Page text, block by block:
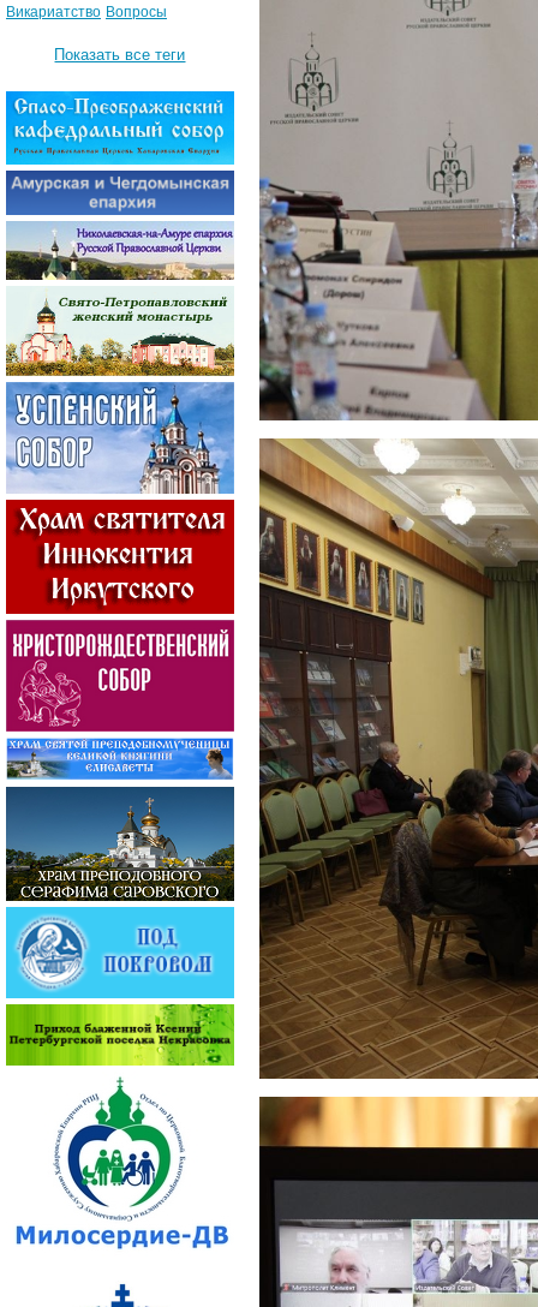
Викариатство Вопросы
Показать все теги